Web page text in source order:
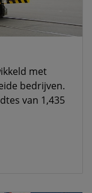
met
bedrijven.
van 1,435